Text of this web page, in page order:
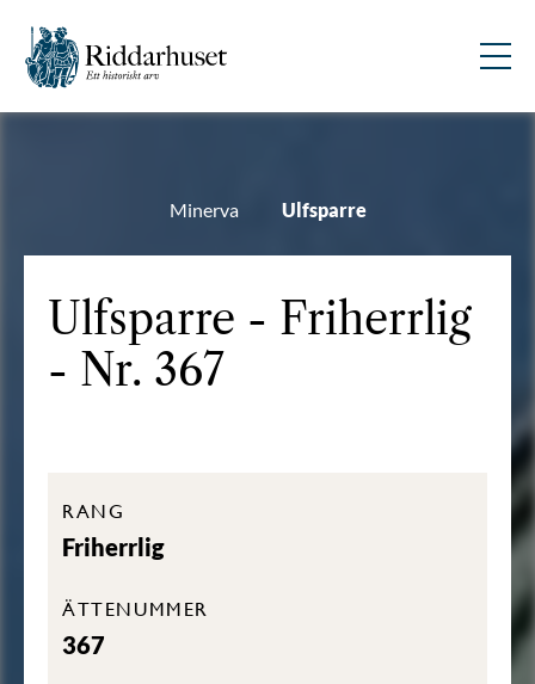
Minerva Ulfsparre
Ulfsparre - Friherrlig
- Nr. 367
RANG
Friherrlig
ÄTTENUMMER
367